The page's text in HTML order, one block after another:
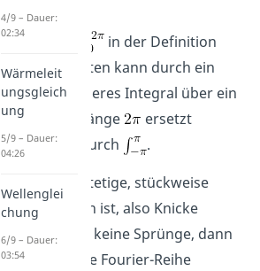
Das Integral
in der Definition
der Koeffizienten kann durch ein
beliebiges anderes Integral über ein
Intervall der Länge
ersetzt
werden, z.B. durch
.
eine stetige, stückweise
glatte Funktion ist, also Knicke
aufweist, aber keine Sprünge, dann
konvergiert die Fourier-Reihe
4/9 – Dauer:
02:34
Wärmeleit
ungsgleich
ung
5/9 – Dauer:
04:26
Wellenglei
chung
6/9 – Dauer:
03:54